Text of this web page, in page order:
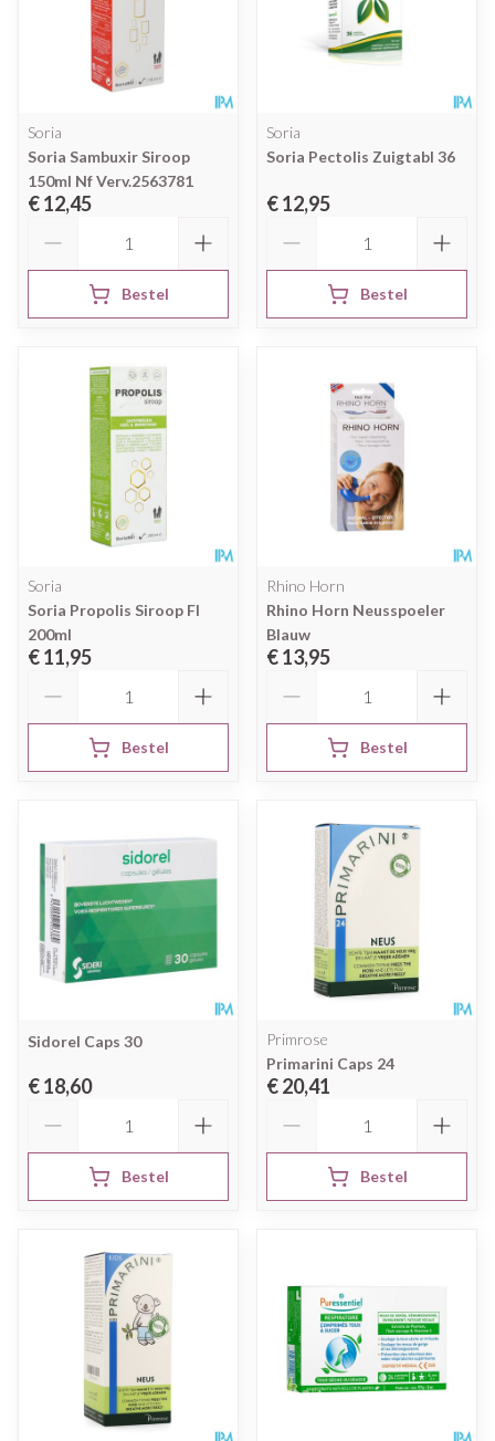
Soria
Soria Sambuxir Siroop
150ml Nf Verv.2563781
€ 12,45
Bestel
Soria
Soria Pectolis Zuigtabl 36
€ 12,95
Bestel
Soria
Soria Propolis Siroop Fl
200ml
€ 11,95
Bestel
Rhino Horn
Rhino Horn Neusspoeler
Blauw
€ 13,95
Bestel
Sidorel Caps 30
€ 18,60
Bestel
Primrose
Primarini Caps 24
€ 20,41
Bestel